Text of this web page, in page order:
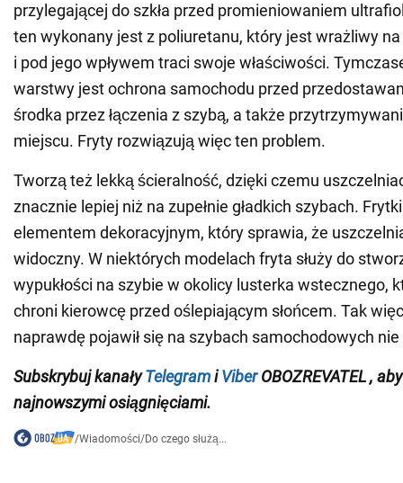
przylegającej do szkła przed promieniowaniem
ten wykonany jest z poliuretanu, który jest wrażliwy na
i pod jego wpływem traci swoje właściwości.
warstwy jest ochrona samochodu przed
środka przez łączenia z szybą, a także
miejscu. Fryty rozwiązują więc ten problem.
Tworzą też lekką ścieralność, dzięki czemu
znacznie lepiej niż na zupełnie gładkich szybach.
elementem dekoracyjnym, który sprawia, że
widoczny. W niektórych modelach fryta służy do
wypukłości na szybie w okolicy lusterka wstecznego,
chroni kierowcę przed oślepiającym słońcem. Tak
naprawdę pojawił się na szybach samochodowych
SubskrybujkanałyTelegramiViberOBOZREVATEL,
najnowszymi osiągnięciami.
/Wiadomości/Do czego służą...